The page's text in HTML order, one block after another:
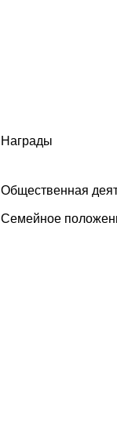
Награды
Общественная
Семейное